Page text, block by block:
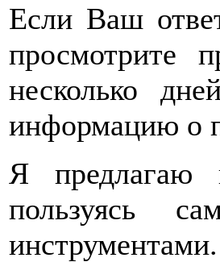
Если Ваш
просмотрите
несколько
информацию о
Я предлагаю
пользуясь
инструментами.